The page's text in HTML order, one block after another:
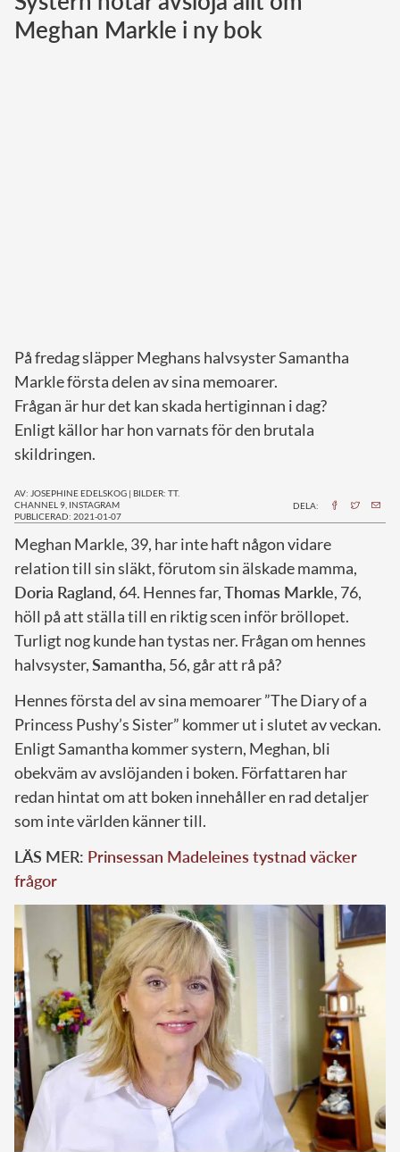
Norska kungahuset
Meghan Markle i ny bok
På fredag släpper Meghans halvsyster Samantha
Markle första delen av sina memoarer.
Frågan är hur det kan skada hertiginnan i dag?
Enligt källor har hon varnats för den brutala
skildringen.
AV: JOSEPHINE EDELSKOG | BILDER: TT.
CHANNEL 9, INSTAGRAM
PUBLICERAD: 2021-01-07
DELA:
Meghan Markle, 39, har inte haft någon vidare
relation till sin släkt, förutom sin älskade mamma,
Doria Ragland, 64. Hennes far,Thomas Markle, 76,
höll på att ställa till en riktig scen inför bröllopet.
Turligt nog kunde han tystas ner. Frågan om hennes
halvsyster,Samantha, 56, går att rå på?
Hennes första del av sina memoarer ”The Diary of a
Princess Pushy’s Sister” kommer ut i slutet av veckan.
Enligt Samantha kommer systern, Meghan, bli
obekväm av avslöjanden i boken. Författaren har
redan hintat om att boken innehåller en rad detaljer
som inte världen känner till.
LÄS MER: Prinsessan Madeleines tystnad väcker
frågor